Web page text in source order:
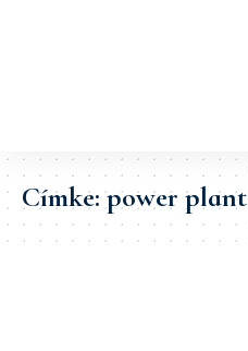
Címke:power plant